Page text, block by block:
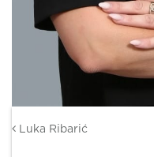
Luka Ribarić